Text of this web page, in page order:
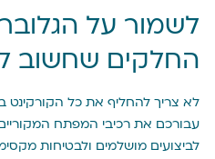
לשמור על
החלקים שחשוב
לא צריך להחליף את כל הקורקינט
עבורכם את רכיבי המפתח
לביצועים מושלמים ולבטיחות